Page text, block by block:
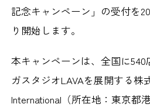
記念キャンペーン」の受付を
り開始します。
本キャンペーンは、全国に
ガスタジオLAVAを展開する株
International（所在地：東京都